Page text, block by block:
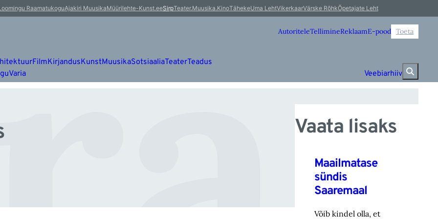
RaamatukoguAjakiri MuusikaMüürilehte-Kunst.eeSirpTeater.Muusika.KinoTähekeUma LehtVikerkaarVärske RõhkÕpetajate Leht
AutoriteleTellimineReklaamE-pood Toeta
FilmKirjandusKunstMuusikaSotsiaaliaTeaterTeadus
Varia Veebiarhiiv
Vaata lisaks
Maailmatase
sündis
Saaremaal
Võib kindel olla, et